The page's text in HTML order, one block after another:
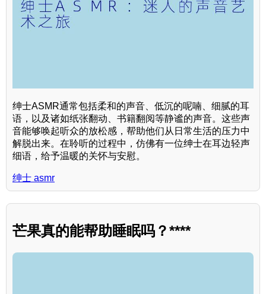
绅士ASMR通常包括柔和的声音、低沉的呢喃、细腻的耳
语，以及诸如纸张翻动、书籍翻阅等静谧的声音。这些声
音能够唤起听众的放松感，帮助他们从日常生活的压力中
解脱出来。在聆听的过程中，仿佛有一位绅士在耳边轻声
细语，给予温暖的关怀与安慰。
绅士 asmr
芒果真的能帮助睡眠吗？****